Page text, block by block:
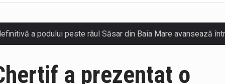
națională pentru conservarea biodiversității a fost din nou
a prezentat o